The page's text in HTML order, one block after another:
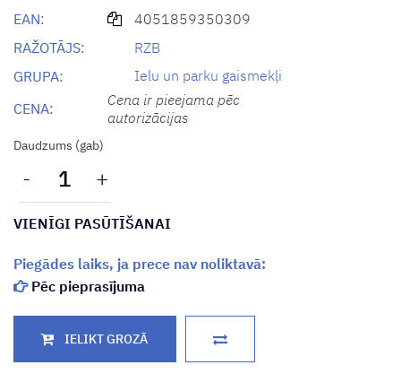
EAN:
4051859350309
RAŽOTĀJS:
RZB
GRUPA:
Ielu un parku gaismekļi
CENA:
Cena ir pieejama pēc
autorizācijas
Daudzums (gab)
- +
VIENĪGI PASŪTĪŠANAI
Piegādes laiks, ja prece nav noliktavā:
Pēc pieprasījuma